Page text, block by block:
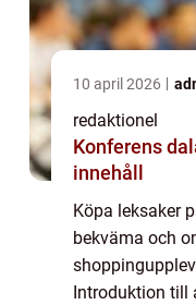
10 april 2026
redaktionel
Konferens dalarna när
innehåll
Köpa leksaker
bekväma och
Introduktion till